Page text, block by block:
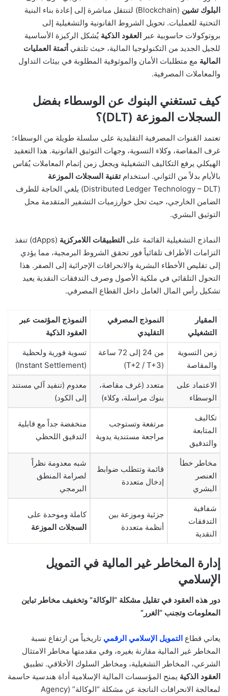
البلوك تشين
(Blockchain) لتنتقل مباشرة إلى إعادة بناء البنية
التحتية للعمليات. تحويل الشروط القانونية والتشغيلية إلى
بروتوكولات حاسوبية عبر العقود الذكية يُشكل الركيزة الأساسية
للجيل الجديد من التكنولوجيا المالية، حيث تلتقي أتمتة العمليات
المالية مع متطلبات الأمان والموثوقية المطلوبة في بيئات التداول
والمعاملات المصرفية.
كيف تستغني البنوك عن الوسطاء بفضل
السجلات الموزعة (DLT)؟
تعتمد القنوات المصرفية التقليدية على سلسلة طويلة من الوسطاء؛
غرف المقاصة، وكلاء التسوية، وجهات التوثيق القانونية. هذا التعقيد
الهيكلي يرفع التكاليف التشغيلية ويجعل زمن إتمام المعاملات يُقاس
بالأيام بدلاً من الثواني. استخدامتقنية السجلات الموزعة
(Distributed Ledger Technology – DLT) يلغي الحاجة للطرف
الضامن الخارجي، حيث تحل خوارزميات التشفير المتقدمة محل
التوثيق البشري.
النماذج التشغيلية القائمة على التطبيقات اللامركزية
(dApps) تنفذ
التزامات الأطراف تلقائياً فور تحقق الشروط البرمجية، مما يؤدي
إلى تقليص الأخطاء البشرية والانحرافات الإجرائية إلى الصفر. هذا
التحول التلقائي في ملكية الأصول وصرف التدفقات النقدية يعيد
تشكيل رأس المال العامل داخل القطاع المصرفي.
المقيار
التشغيلي
النموذج المصرفي
التقليدي
النموذج المؤتمت عبر
العقود الذكية
زمن التسوية
والمقاصة
من 24 إلى 72 ساعة
(T+2 / T+3)
تسوية فورية ولحظية
(Instant Settlement)
الاعتماد على
الوسطاء
متعدد (غرف مقاصة،
بنوك مراسلة، وكلاء)
معدوم (تنفيد آلي مستند
إلى الكود)
تكاليف
المتابعة
والتدقيق
مرتفعة وتستوجب
مراجعة مستندية يدوية
منخفضة جداً مع قابلية
التدقيق اللحظي
مخاطر خطأ
العنصر
البشري
قائمة وتتطلب ضوابط
إدخال متعددة
شبه معدومة نظراً
لصرامة المنطق
البرمجي
شفافية
التدفقات
النقدية
جزئية وموزعة بين
أنظمة متعددة
كاملة وموحدة على
السجلات الموزعة
إدارة المخاطر غير المالية في التمويل
الإسلامي
دور هذه العقود في تقليل مشكلة “الوكالة” وتخفيف مخاطر تباين
المعلومات وتجنب “الغرر”
يعاني قطاع التمويل الإسلامي الرقمي تاريخياً من ارتفاع نسبة
المخاطر غير المالية مقارنة بغيره، وفي مقدمتها مخاطر الامتثال
الشرعي، المخاطر التشغيلية، ومخاطر السلوك الأخلاقي. تطبيق
العقود الذكية يمنح المؤسسات المالية الإسلامية أداة هندسية حاسمة
لمعالجة الانحرافات الناتجة عن مشكلة “الوكالة” (Agency